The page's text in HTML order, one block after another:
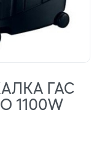
ГАС
1100W